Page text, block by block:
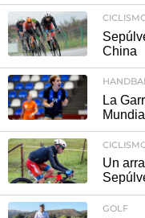
China
La
Un
GOLF